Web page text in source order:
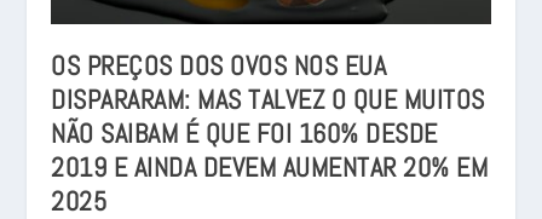
OS PREÇOS DOS OVOS NOS EUA
DISPARARAM: MAS TALVEZ O QUE MUITOS
NÃO SAIBAM É QUE FOI 160% DESDE
2019 E AINDA DEVEM AUMENTAR 20% EM
2025